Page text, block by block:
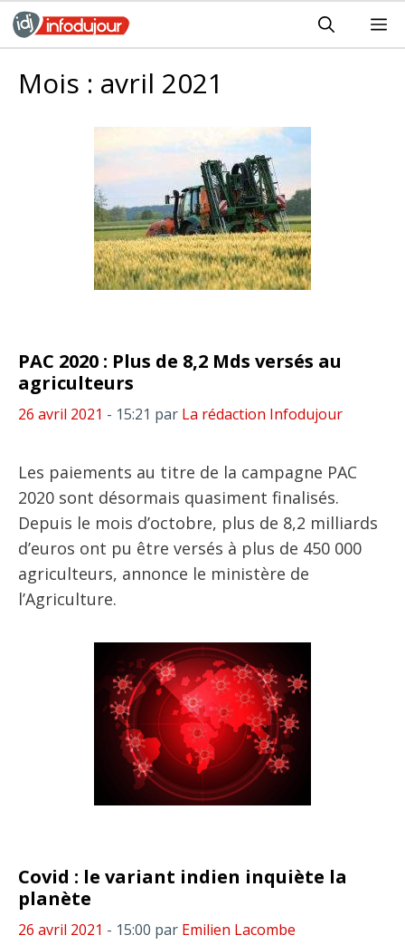
Aller
au
Mois : avril 2021
PAC 2020 : Plus de 8,2 Mds versés au
agriculteurs
26 avril 2021 - 15:21 par La rédaction Infodujour
Les paiements au titre de la campagne PAC
2020 sont désormais quasiment finalisés.
Depuis le mois d’octobre, plus de 8,2 milliards
d’euros ont pu être versés à plus de 450 000
agriculteurs, annonce le ministère de
l’Agriculture.
Covid : le variant indien inquiète la
planète
26 avril 2021 - 15:00 par Emilien Lacombe